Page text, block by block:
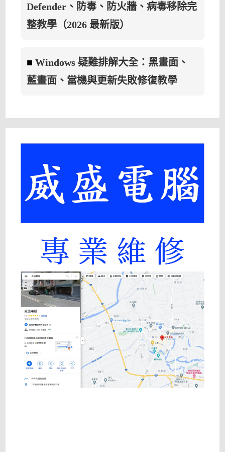
Defender、防毒、防火牆、病毒移除完
整教學（2026 最新版）
■Windows 疑難排解大全：黑畫面、
藍畫面、當機與更新失敗修復教學